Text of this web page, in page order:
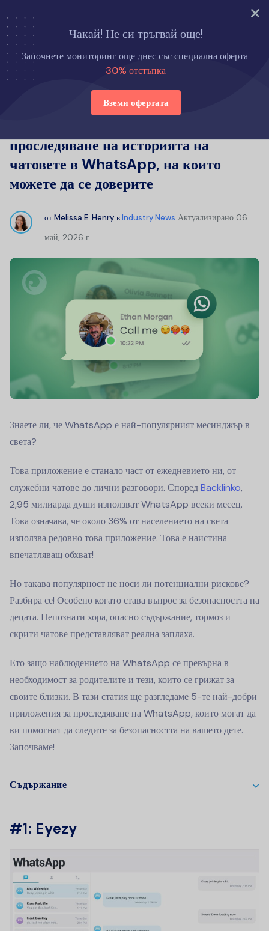
Опитайте сега
Чакай! Не си тръгвай още!
Започнете мониторинг още днес със специална оферта
30% отстъпка
Вземи офертата
Начало
Новини от индустрията
Най-добрите програми за проследяване на историята на
чатовете в WhatsApp, на които можете да се доверите
проследяване на историята на
чатовете в WhatsApp, на които
можете да се доверите
отMelissa E. Henry вIndustry News Актуализирано 06
май, 2026 г.
Знаете ли, че WhatsApp е най-популярният месинджър в
света?
Това приложение е станало част от ежедневието ни, от
служебни чатове до лични разговори. СпоредBacklinko,
2,95 милиарда души използват WhatsApp всеки месец.
Това означава, че около 36% от населението на света
използва редовно това приложение. Това е наистина
впечатляващ обхват!
Но такава популярност не носи ли потенциални рискове?
Разбира се! Особено когато става въпрос за безопасността на
децата. Непознати хора, опасно съдържание, тормоз и
скрити чатове представляват реална заплаха.
Ето защо наблюдението на WhatsApp се превърна в
необходимост за родителите и тези, които се грижат за
своите близки. В тази статия ще разгледаме 5-те най-добри
приложения за проследяване на WhatsApp, които могат да
ви помогнат да следите за безопасността на вашето дете.
Започваме!
Съдържание
#1: Eyezy